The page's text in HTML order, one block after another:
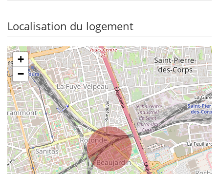
Localisation du logement
+
−